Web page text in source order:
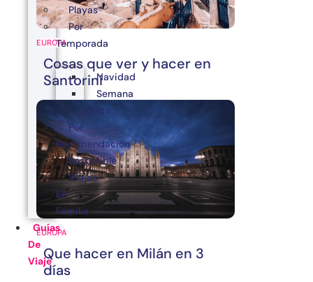
EUROPA
Cosas que ver y hacer en
Santorini
EUROPA
Que hacer en Milán en 3
días
Playas
Por
Temporada
Navidad
Semana
Santa
Por
Recomendación
Sostenible
Viajes
En
Familia
Guías
De
Viaje